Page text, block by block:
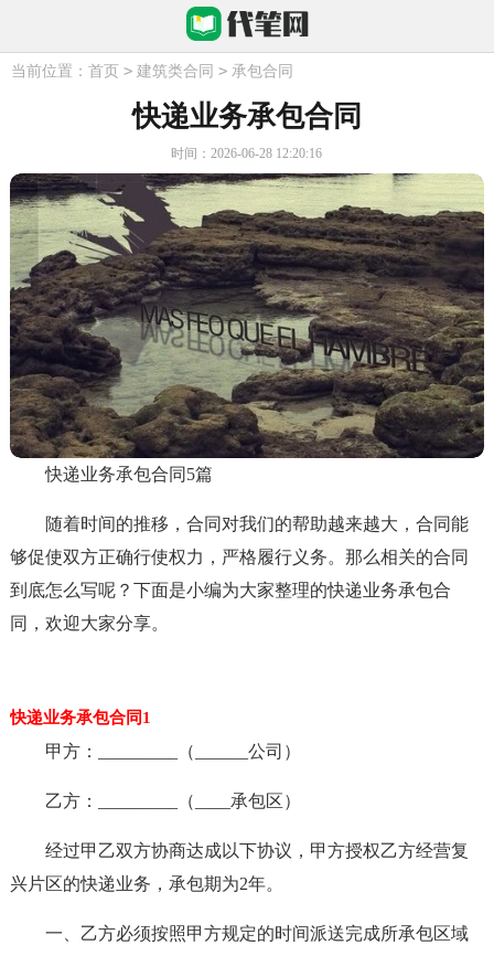
当前位置： 首页 > 建筑类合同 > 承包合同
快递业务承包合同
时间：2026-06-28 12:20:16
快递业务承包合同5篇
随着时间的推移，合同对我们的帮助越来越大，合同能
够促使双方正确行使权力，严格履行义务。那么相关的合同
到底怎么写呢？下面是小编为大家整理的快递业务承包合
同，欢迎大家分享。
快递业务承包合同1
甲方：_________（______公司）
乙方：_________（____承包区）
经过甲乙双方协商达成以下协议，甲方授权乙方经营复
兴片区的快递业务，承包期为2年。
一、乙方必须按照甲方规定的时间派送完成所承包区域